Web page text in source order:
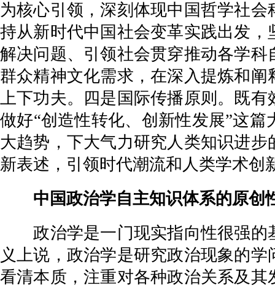
为核心引领，深刻体现中国哲学社
持从新时代中国社会变革实践出发
解决问题、引领社会贯穿推动各学
群众精神文化需求，在深入提炼和
上下功夫。四是国际传播原则。既
做好“创造性转化、创新性发展”这
大趋势，下大气力研究人类知识进
新表述，引领时代潮流和人类学术创
中国政治学自主知识体系的原创
政治学是一门现实指向性很强的
义上说，政治学是研究政治现象的
看清本质，注重对各种政治关系及